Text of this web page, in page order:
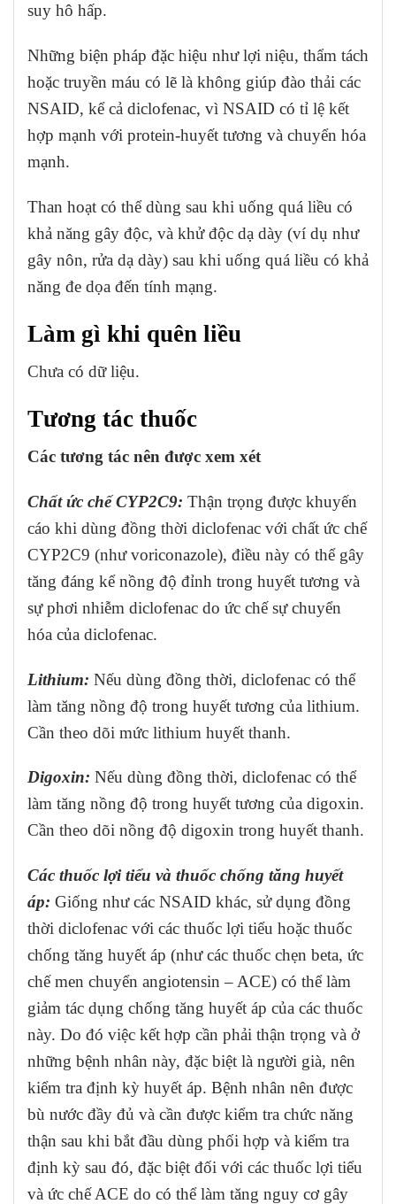
suy hô hấp.
Những biện pháp đặc hiệu như lợi niệu, thẩm tách
hoặc truyền máu có lẽ là không giúp đào thải các
NSAID, kể cả diclofenac, vì NSAID có tỉ lệ kết
hợp mạnh với protein-huyết tương và chuyển hóa
mạnh.
Than hoạt có thể dùng sau khi uống quá liều có
khả năng gây độc, và khử độc dạ dày (ví dụ như
gây nôn, rửa dạ dày) sau khi uống quá liều có khả
năng đe dọa đến tính mạng.
Làm gì khi quên liều
Chưa có dữ liệu.
Tương tác thuốc
Các tương tác nên được xem xét
Chất ức chế CYP2C9: Thận trọng được khuyến
cáo khi dùng đồng thời diclofenac với chất ức chế
CYP2C9 (như voriconazole), điều này có thể gây
tăng đáng kể nồng độ đỉnh trong huyết tương và
sự phơi nhiễm diclofenac do ức chế sự chuyển
hóa của diclofenac.
Lithium: Nếu dùng đồng thời, diclofenac có thể
làm tăng nồng độ trong huyết tương của lithium.
Cần theo dõi mức lithium huyết thanh.
Digoxin: Nếu dùng đồng thời, diclofenac có thể
làm tăng nồng độ trong huyết tương của digoxin.
Cần theo dõi nồng độ digoxin trong huyết thanh.
Các thuốc lợi tiểu và thuốc chống tăng huyết
áp: Giống như các NSAID khác, sử dụng đồng
thời diclofenac với các thuốc lợi tiểu hoặc thuốc
chống tăng huyết áp (như các thuốc chẹn beta, ức
chế men chuyển angiotensin – ACE) có thể làm
giảm tác dụng chống tăng huyết áp của các thuốc
này. Do đó việc kết hợp cần phải thận trọng và ở
những bệnh nhân này, đặc biệt là người già, nên
kiểm tra định kỳ huyết áp. Bệnh nhân nên được
bù nước đầy đủ và cần được kiểm tra chức năng
thận sau khi bắt đầu dùng phối hợp và kiểm tra
định kỳ sau đó, đặc biệt đối với các thuốc lợi tiểu
và ức chế ACE do có thể làm tăng nguy cơ gây